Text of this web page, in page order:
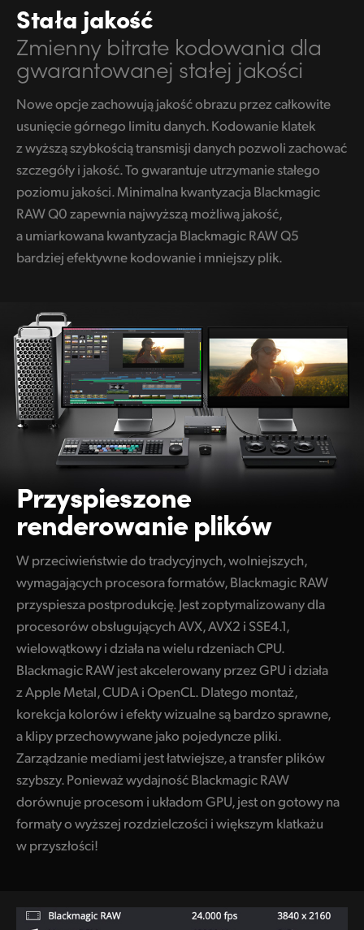
Stała jakość
Zmienny bitrate kodowania dla
gwarantowanej stałej jakości
Nowe opcje zachowują jakość obrazu przez całkowite
usunięcie górnego limitu danych. Kodowanie klatek
z wyższą szybkością transmisji danych pozwoli zachować
szczegóły i jakość. To gwarantuje utrzymanie stałego
poziomu jakości. Minimalna kwantyzacja Blackmagic
RAW Q0 zapewnia najwyższą możliwą jakość,
a umiarkowana kwantyzacja Blackmagic RAW Q5
bardziej efektywne kodowanie i mniejszy plik.
Przyspieszone
renderowanie plików
W przeciwieństwie do tradycyjnych, wolniejszych,
wymagających procesora formatów, Blackmagic RAW
przyspiesza postprodukcję. Jest zoptymalizowany dla
procesorów obsługujących AVX, AVX2 i SSE4.1,
wielowątkowy i działa na wielu rdzeniach CPU.
Blackmagic RAW jest akcelerowany przez GPU i działa
z Apple Metal, CUDA i OpenCL. Dlatego montaż,
korekcja kolorów i efekty wizualne są bardzo sprawne,
a klipy przechowywane jako pojedyncze pliki.
Zarządzanie mediami jest łatwiejsze, a transfer plików
szybszy. Ponieważ wydajność Blackmagic RAW
dorównuje procesom i układom GPU, jest on gotowy na
formaty o wyższej rozdzielczości i większym klatkażu
w przyszłości!